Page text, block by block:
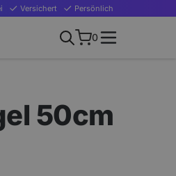
Versichert Persönlich
0
50cm